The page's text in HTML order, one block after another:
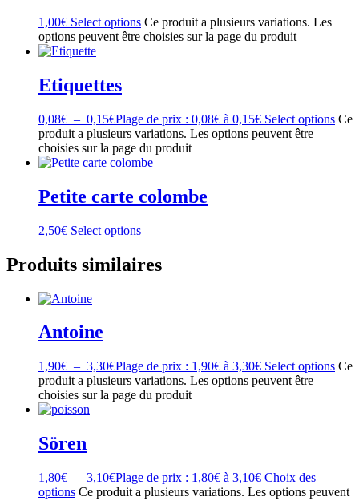
1,00€ Select options Ce produit a plusieurs variations. Les
options peuvent être choisies sur la page du produit
Etiquettes
0,08€ – 0,15€Plage de prix : 0,08€ à 0,15€ Select options Ce
produit a plusieurs variations. Les options peuvent être
choisies sur la page du produit
Petite carte colombe
2,50€ Select options
Produits similaires
Antoine
1,90€ – 3,30€Plage de prix : 1,90€ à 3,30€ Select options Ce
produit a plusieurs variations. Les options peuvent être
choisies sur la page du produit
Sören
1,80€ – 3,10€Plage de prix : 1,80€ à 3,10€ Choix des
options Ce produit a plusieurs variations. Les options peuvent